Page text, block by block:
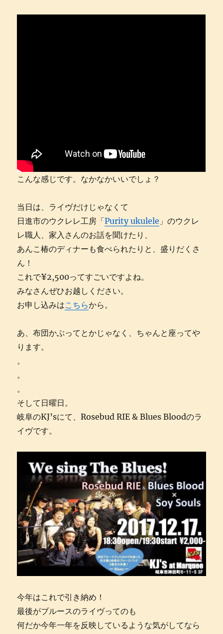
こんな感じです。なかなかいいでしょ？
当日は、ライヴだけじゃなくて
日進市のウクレレ工房「Purity ukulele 」のウクレ
レ職人、家入さんのお話を聞けたり、
あんこ椿のディナーも食べられたりと、盛りだくさ
ん！
これで¥2,500ってすごいですよね。
みなさんぜひお越しください。
お申し込みはこちらから。
あ、布団かぶってとかじゃなく、ちゃんと座ってや
ります。
。
。
。
そして日曜日。
岐阜のKJ’sにて、Rosebud RIE & Blues Bloodのラ
イヴです。
今年はこれで引き納め！
最後がブルースのライヴってのも
何だか今年一年を反映しているような気がしてなら